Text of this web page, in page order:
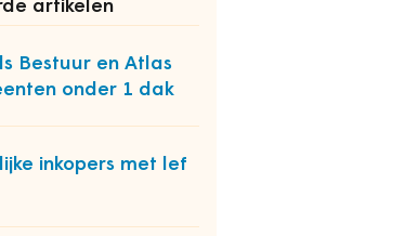
artikelen
Bestuur en Atlas
onder 1 dak
inkopers met lef